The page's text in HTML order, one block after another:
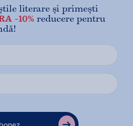
literare și primești
-10% reducere pentru